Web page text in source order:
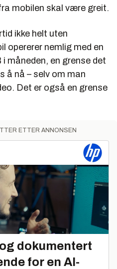
mobilen skal være greit.
ikke helt uten
opererer nemlig med en
måneden, en grense det
å nå – selv om man
Det er også en grense
ETTER ANNONSEN
dokumentert
for en AI-